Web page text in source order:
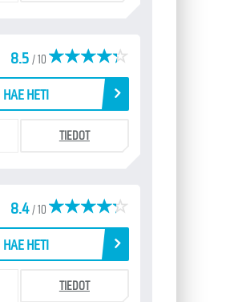
8.5/ 10
HAE HETI
TIEDOT
8.4/ 10
HAE HETI
TIEDOT